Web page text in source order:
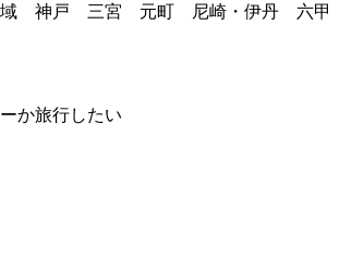
域 神戸 三宮 元町 尼崎・伊丹 六甲
か旅行したい